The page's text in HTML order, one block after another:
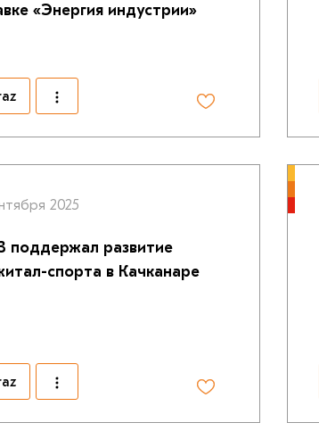
«Энергия индустрии»
2025
поддержал развитие
спорта в Качканаре